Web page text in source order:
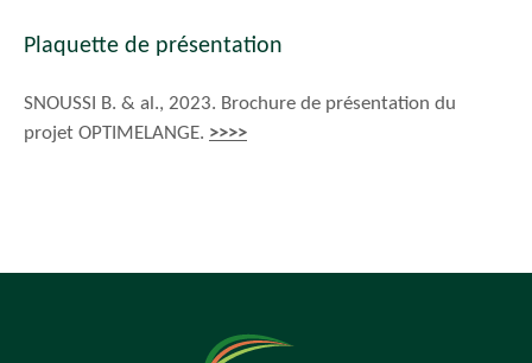
Plaquette de présentation
SNOUSSI B. & al., 2023. Brochure de présentation du
projet OPTIMELANGE. >>>>